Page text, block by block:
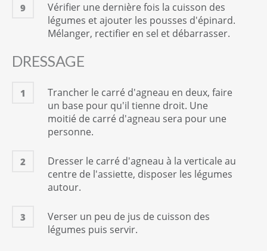
9
Vérifier une dernière fois la cuisson des
légumes et ajouter les pousses d'épinard.
Mélanger, rectifier en sel et débarrasser.
DRESSAGE
1
Trancher le carré d'agneau en deux, faire
un base pour qu'il tienne droit. Une
moitié de carré d'agneau sera pour une
personne.
2
Dresser le carré d'agneau à la verticale au
centre de l'assiette, disposer les légumes
autour.
3
Verser un peu de jus de cuisson des
légumes puis servir.